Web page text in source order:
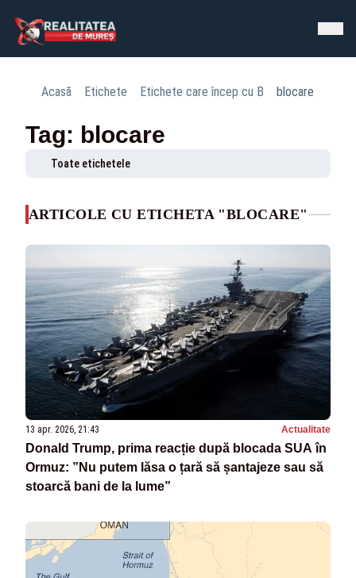
Acasă Etichete Etichete care încep cu B blocare
Tag: blocare
Toate etichetele
ARTICOLE CU ETICHETA "BLOCARE"
13 apr. 2026, 21:43 Actualitate
Donald Trump, prima reacție după blocada SUA în
Ormuz: ”Nu putem lăsa o țară să șantajeze sau să
stoarcă bani de la lume”